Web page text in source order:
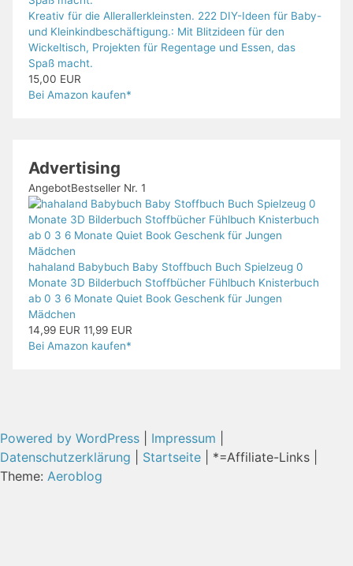
Kreativ für die Allerallerkleinsten. 222 DIY-Ideen für Baby-
und Kleinkindbeschäftigung.: Mit Blitzideen für den
Wickeltisch, Projekten für Regentage und Essen, das
Spaß macht.
15,00 EUR
Bei Amazon kaufen*
Advertising
AngebotBestseller Nr. 1
hahaland Babybuch Baby Stoffbuch Buch Spielzeug 0
Monate 3D Bilderbuch Stoffbücher Fühlbuch Knisterbuch
ab 0 3 6 Monate Quiet Book Geschenk für Jungen
Mädchen
14,99 EUR 11,99 EUR
Bei Amazon kaufen*
Powered by WordPress Impressum
Datenschutzerklärung
Startseite | *=Affiliate-Links |
Theme: Aeroblog